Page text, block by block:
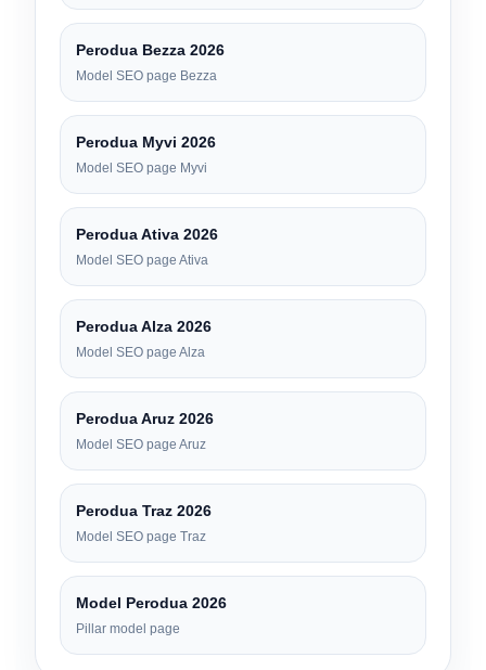
Perodua Bezza 2026
Model SEO page Bezza
Perodua Myvi 2026
Model SEO page Myvi
Perodua Ativa 2026
Model SEO page Ativa
Perodua Alza 2026
Model SEO page Alza
Perodua Aruz 2026
Model SEO page Aruz
Perodua Traz 2026
Model SEO page Traz
Model Perodua 2026
Pillar model page